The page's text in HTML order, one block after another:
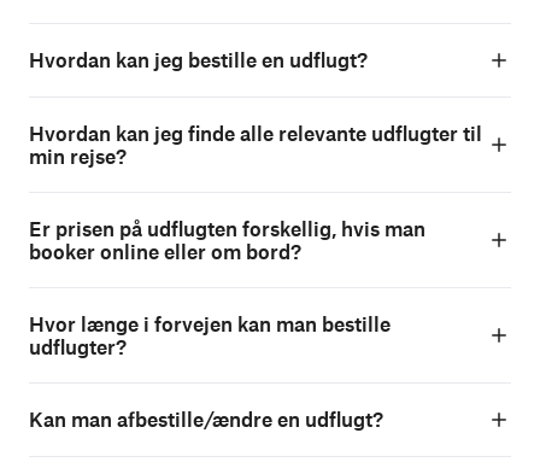
Hvordan kan jeg bestille en udflugt?
Hvordan kan jeg finde alle relevante udflugter til
min rejse?
Er prisen på udflugten forskellig, hvis man
booker online eller om bord?
Hvor længe i forvejen kan man bestille
udflugter?
Kan man afbestille/ændre en udflugt?